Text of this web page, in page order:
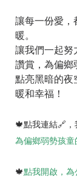
讓每一份愛，
暖。
讓我們一起努
讚賞，為偏鄉
點亮黑暗的夜
暖和幸福！
🍁點我連結🔗，
為偏鄉弱勢孩童
🍁點我開啟，為